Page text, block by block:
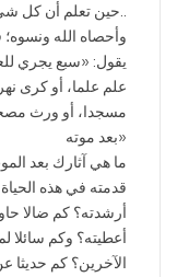
حين تعلم أن كل شيء مكتوب..
وأحصاه الله ونسوه؛
يقول: «سبع يجري
علم علما، أو كرى
مسجدا، أو ورث
بعد موته»
ما هي آثارك بعد
قدمته في هذه
أرشدته؟ كم ضالا
أعطيته؟ وكم سائلا
الآخرين؟ کم